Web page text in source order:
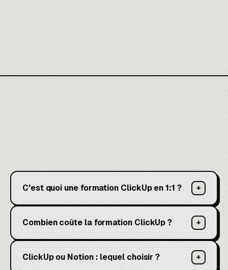
C'est quoi une formation ClickUp en 1:1 ? +
Combien coûte la formation ClickUp ? +
ClickUp ou Notion : lequel choisir ? +